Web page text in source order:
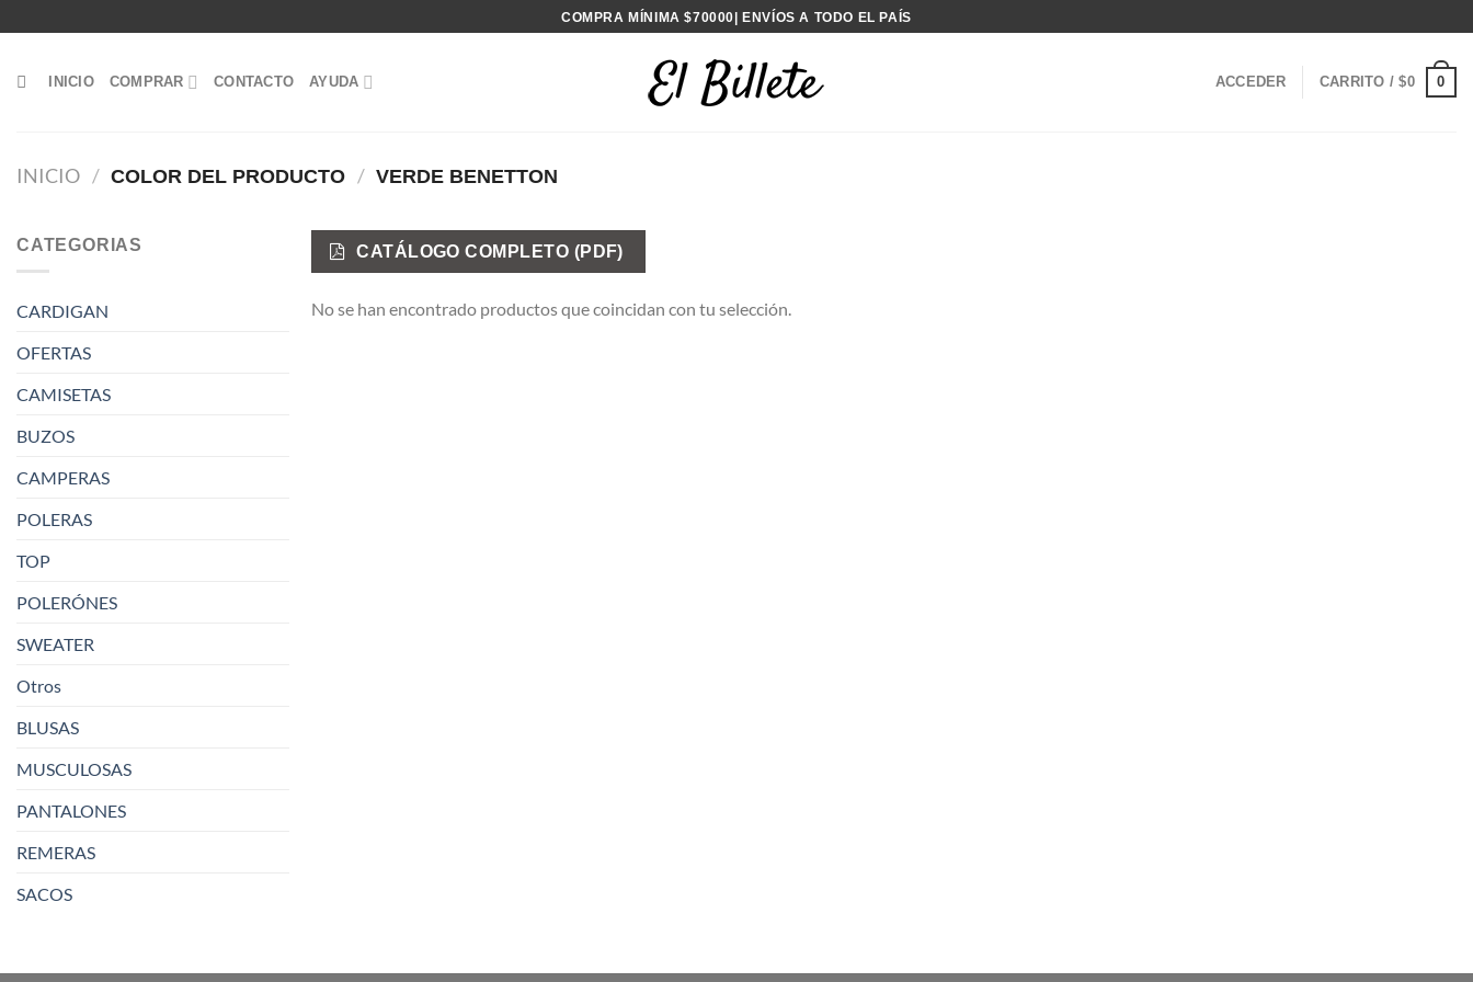
al
COMPRA MÍNIMA $70000| ENVÍOS A TODO EL PAÍS
INICIO COMPRAR CONTACTO AYUDA ACCEDER CARRITO /$0 0
INICIO / COLOR DEL PRODUCTO / VERDE BENETTON
CATEGORIAS
CARDIGAN
OFERTAS
CAMISETAS
BUZOS
CAMPERAS
POLERAS
TOP
POLERÓNES
SWEATER
Otros
BLUSAS
MUSCULOSAS
PANTALONES
REMERAS
SACOS
CATÁLOGO COMPLETO (PDF)
No se han encontrado productos que coincidan con tu selección.